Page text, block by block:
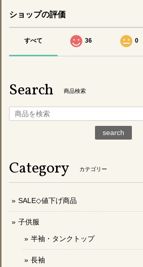
ショップの評価
すべて 36 0
Search 商品検索
search
Category カテゴリー
SALE◇値下げ商品
子供服
半袖・タンクトップ
長袖